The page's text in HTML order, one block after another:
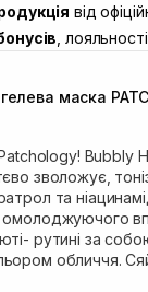
Івана Франка 36
Степана
Кулика і
від
,
маска
Bubbly
зволожує,
та
омолоджуючого
рутині за
обличчя.